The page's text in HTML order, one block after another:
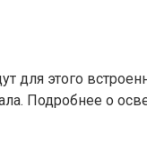
этого
Подробнее о